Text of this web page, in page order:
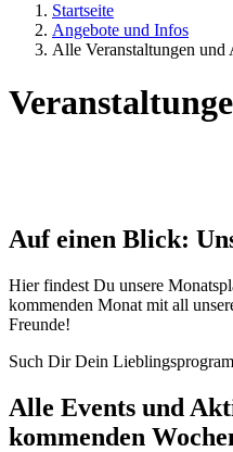
Startseite
Angebote und Infos
Alle Veranstaltungen und
Auf einen Blick:
Hier findest Du unsere
kommenden Monat mit all
Freunde!
Such Dir Dein
Alle Events und
kommenden